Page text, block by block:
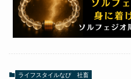
ライフスタイルなび 社畜